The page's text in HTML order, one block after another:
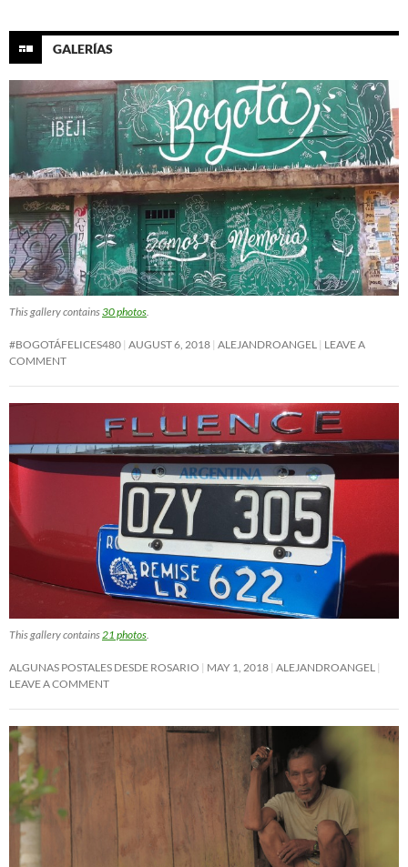
GALERÍAS
This gallery contains30 photos
#BOGOTÁFELICES480 AUGUST 6, 2018 ALEJANDROANGEL
LEAVE A
COMMENT
This gallery contains 21 photos
ALGUNAS POSTALES DESDE ROSARIO MAY 1, 2018 ALEJANDROANGEL
LEAVE A COMMENT